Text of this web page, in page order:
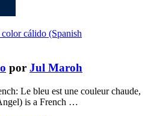
cálido (Spanish
por Jul Maroh
Le bleu est une couleur chaude,
is a French …